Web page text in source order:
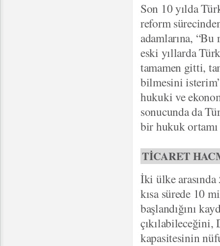
Son 10 yılda
reform
adamlarına,
eski yıllarda
tamamen gitti,
bilmesini
hukuki ve
sonucunda da
bir hukuk ortamı
TİCARET
İki ülke
kısa sürede 10
başlandığını
kapasitesinin